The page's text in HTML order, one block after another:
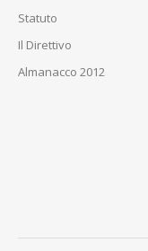
Statuto
Il Direttivo
Almanacco 2012